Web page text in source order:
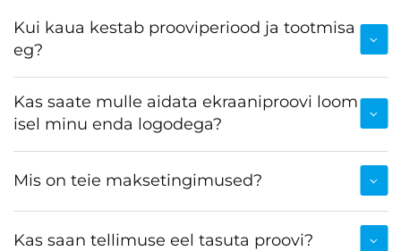
Kui kaua kestab prooviperiood ja tootmisa
eg?
Kas saate mulle aidata ekraaniproovi loom
isel minu enda logodega?
Mis on teie maksetingimused?
Kas saan tellimuse eel tasuta proovi?